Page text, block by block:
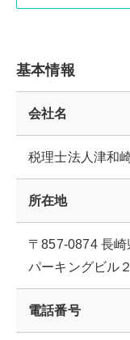
基本情報
会社名
税理士法人津和
所在地
〒857-0874 長
パーキングビル
電話番号